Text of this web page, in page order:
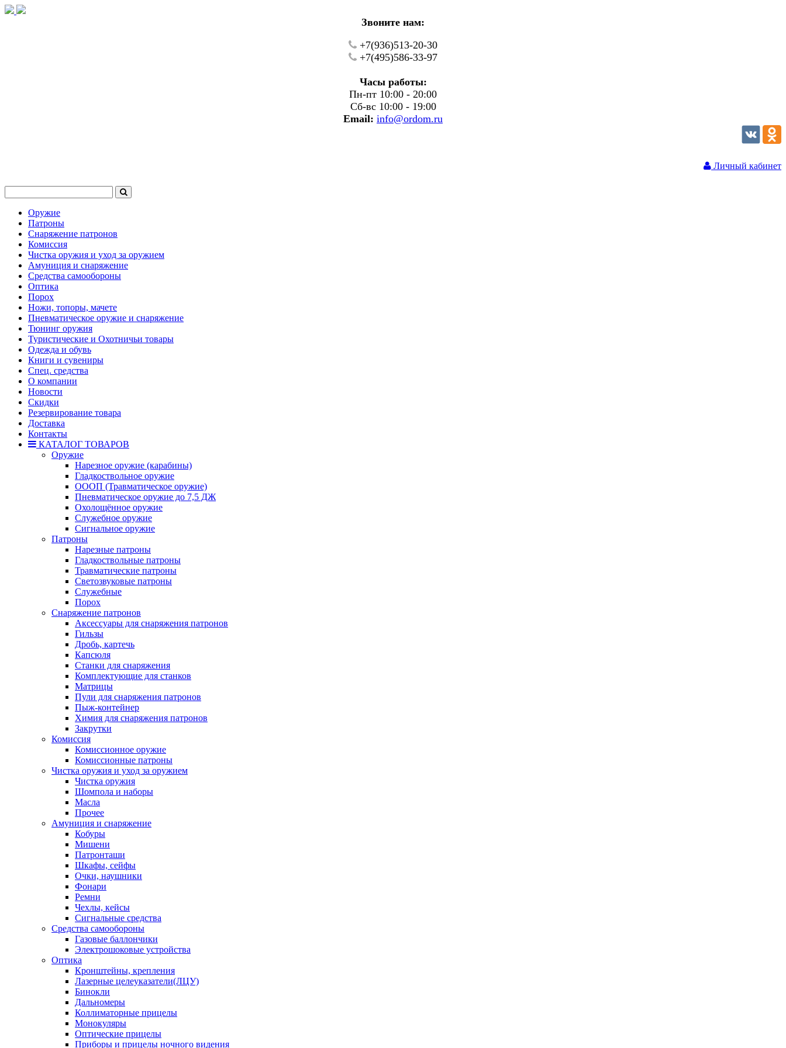
Звоните нам:
+7(936)513-20-30
+7(495)586-33-97
Часы работы:
Пн-пт 10:00 - 20:00
Сб-вс 10:00 - 19:00
Email: info@ordom.ru
Личный кабинет
Оружие
Патроны
Снаряжение патронов
Комиссия
Чистка оружия и уход за оружием
Амуниция и снаряжение
Средства самообороны
Оптика
Порох
Ножи, топоры, мачете
Пневматическое оружие и снаряжение
Тюнинг оружия
Туристические и Охотничьи товары
Одежда и обувь
Книги и сувениры
Спец. средства
О компании
Новости
Скидки
Резервирование товара
Доставка
Контакты
КАТАЛОГ ТОВАРОВ
Оружие
Нарезное оружие (карабины)
Гладкоствольное оружие
ОООП (Травматическое оружие)
Пневматическое оружие до 7,5 ДЖ
Охолощённое оружие
Служебное оружие
Сигнальное оружие
Патроны
Нарезные патроны
Гладкоствольные патроны
Травматические патроны
Светозвуковые патроны
Служебные
Порох
Снаряжение патронов
Аксессуары для снаряжения патронов
Гильзы
Дробь, картечь
Капсюля
Станки для снаряжения
Комплектующие для станков
Матрицы
Пули для снаряжения патронов
Пыж-контейнер
Химия для снаряжения патронов
Закрутки
Комиссия
Комиссионное оружие
Комиссионные патроны
Чистка оружия и уход за оружием
Чистка оружия
Шомпола и наборы
Масла
Прочее
Амуниция и снаряжение
Кобуры
Мишени
Патронташи
Шкафы, сейфы
Очки, наушники
Фонари
Ремни
Чехлы, кейсы
Сигнальные средства
Средства самообороны
Газовые баллончики
Электрошоковые устройства
Оптика
Кронштейны, крепления
Лазерные целеуказатели(ЛЦУ)
Бинокли
Дальномеры
Коллиматорные прицелы
Монокуляры
Оптические прицелы
Приборы и прицелы ночного видения